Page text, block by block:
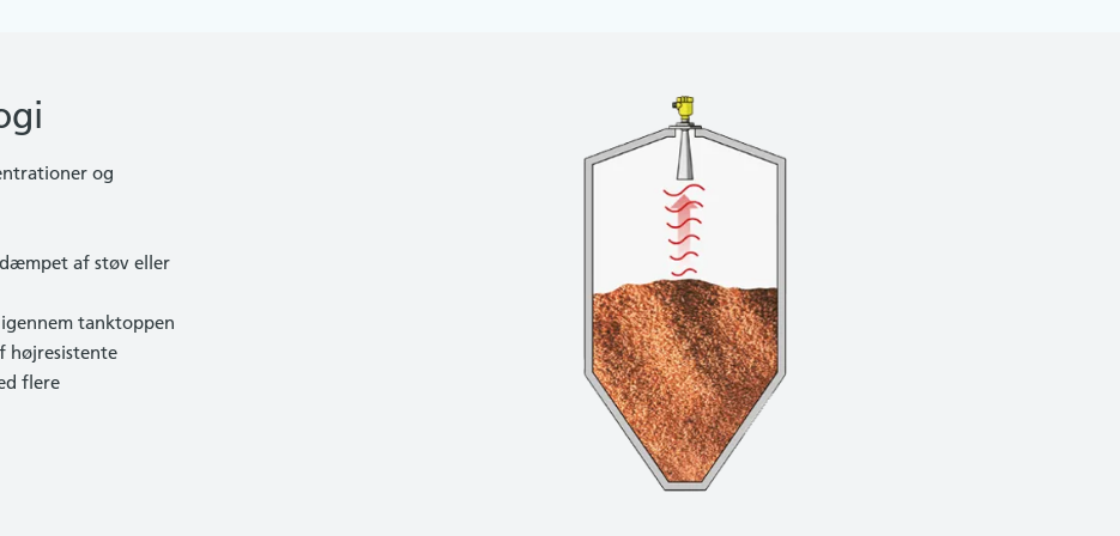
og
af støv eller
tanktoppen
højresistente
flere